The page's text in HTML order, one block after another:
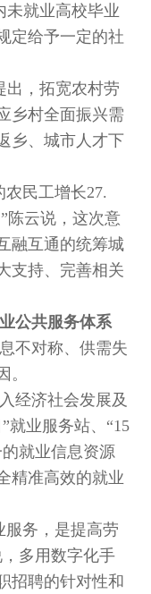
未就业高校毕业
定给予一定的社
出，拓宽农村劳
乡村全面振兴需
乡、城市人才下
民工增长27.
陈云说，这次意
融互通的统筹城
支持、完善相关
公共服务体系
不对称、供需失
。
经济社会发展及
就业服务站、“15
就业信息资源
精准高效的就业
服务，是提高劳
多用数字化手
招聘的针对性和